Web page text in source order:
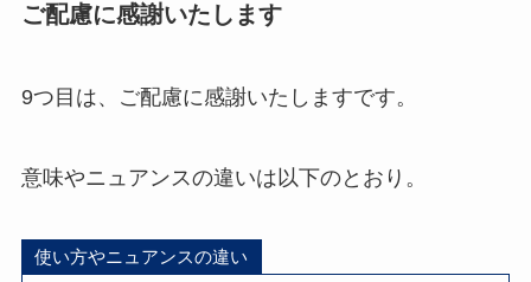
ご配慮に感謝いたします
9つ目は、ご配慮に感謝いたしますです。
意味やニュアンスの違いは以下のとおり。
使い方やニュアンスの違い